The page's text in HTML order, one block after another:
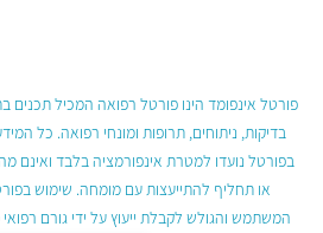
פורטל אינפומד הינו פורטל רפואה המכיל תכנים
בדיקות, ניתוחים, תרופות ומונחי רפואה. כל
בפורטל נועדו למטרת אינפורמציה בלבד ואינם
או תחליף להתייעצות עם מומחה. שימוש
המשתמש והגולש לקבלת ייעוץ על ידי גורם